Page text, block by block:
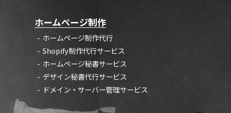
ホームページ制作
ホームページ制作代行
Shopify制作代行サービス
ホームページ秘書サービス
デザイン秘書代行サービス
ドメイン・サーバー管理サービス